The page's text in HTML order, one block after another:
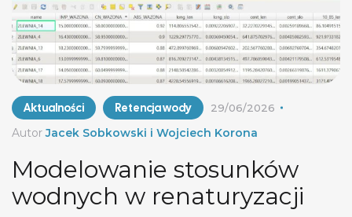
Aktualności
Retencja wody
AutorJacek Sobkowski i Wojciech Korona
29/06/2026
Modelowanie stosunków
wodnych w renaturyzacji